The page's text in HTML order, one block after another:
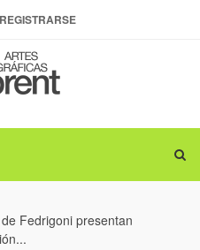
REGISTRARSE
Fedrigoni presentan